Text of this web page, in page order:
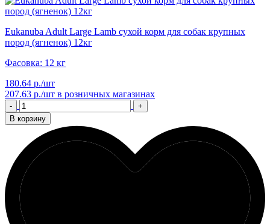
Eukanuba Adult Large Lamb сухой корм для собак крупных
пород (ягненок) 12кг
Фасовка: 12 кг
180.64 р./шт
207.63 р./шт в розничных магазинах
-
+
В корзину